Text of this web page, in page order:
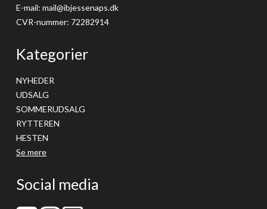
E-mail: mail@ibjessenaps.dk
CVR-nummer: 72282914
Kategorier
NYHEDER
UDSALG
SOMMERUDSALG
RYTTEREN
HESTEN
Se mere
Social media